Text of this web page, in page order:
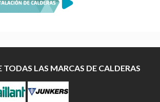
TODAS LAS MARCAS DE CALDERAS